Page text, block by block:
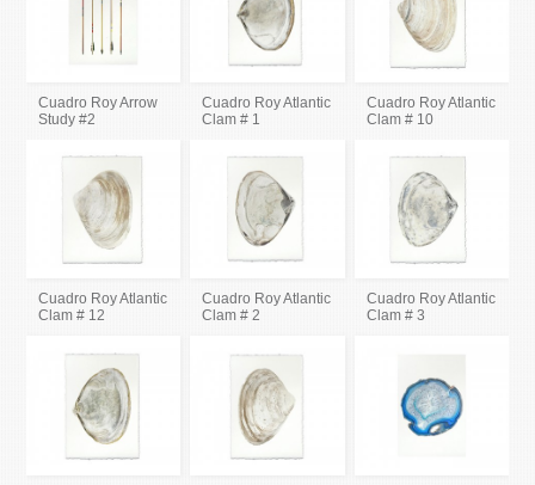
Cuadro Roy Arrow
Study #2
Cuadro Roy Atlantic
Clam # 1
Cuadro Roy Atlantic
Clam # 10
Cuadro Roy Atlantic
Clam # 12
Cuadro Roy Atlantic
Clam # 2
Cuadro Roy Atlantic
Clam # 3